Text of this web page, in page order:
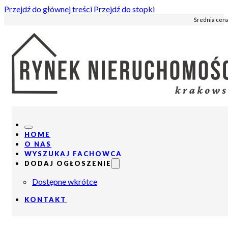
Przejdź do głównej treści Przejdź do stopki
Średnia
HOME
O NAS
WYSZUKAJ FACHOWCA
DODAJ OGŁOSZENIE
Dostępne wkrótce
KONTAKT